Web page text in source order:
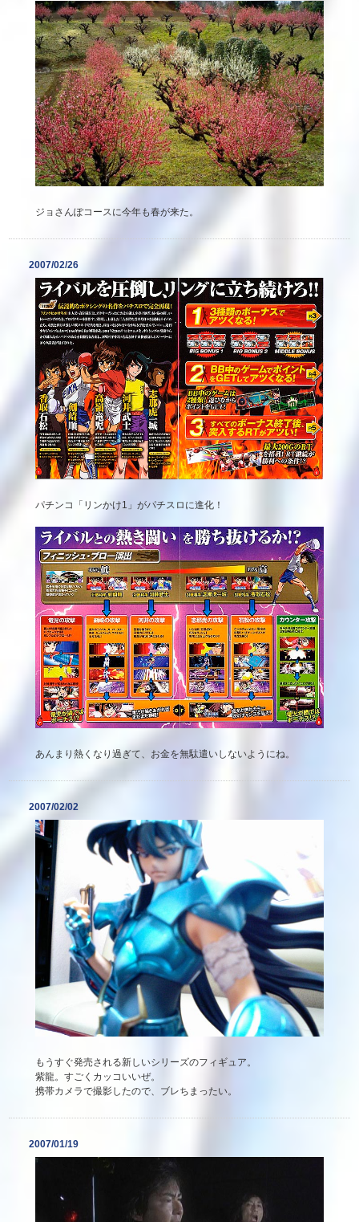
ジョさんぽコースに今年も春が来た。
2007/02/26
パチンコ「リンかけ1」がパチスロに進化！
あんまり熱くなり過ぎて、お金を無駄遣いしないようにね。
2007/02/02
もうすぐ発売される新しいシリーズのフィギュア。
紫龍。すごくカッコいいぜ。
携帯カメラで撮影したので、ブレちまったい。
2007/01/19